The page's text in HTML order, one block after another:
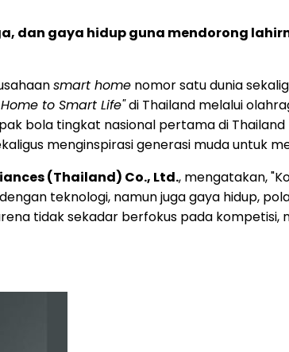
dan gaya hidup guna mendorong
smart home nomor satu dunia
to Smart Life"di Thailand melalui
bola tingkat nasional pertama di
menginspirasi generasi muda untuk
(Thailand) Co., Ltd., mengatakan,
teknologi, namun juga gaya hidup,
tidak sekadar berfokus pada